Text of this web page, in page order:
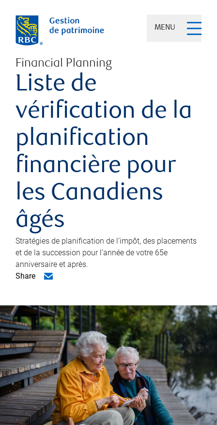
MENU
Financial Planning
Liste de
vérification de la
planification
financière pour
les Canadiens
âgés
Stratégies de planification de l’impôt, des placements
et de la succession pour l’année de votre 65e
anniversaire et après.
Share